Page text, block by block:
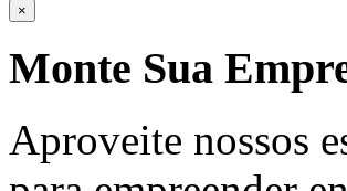
×
Monte Sua
Aproveite nossos